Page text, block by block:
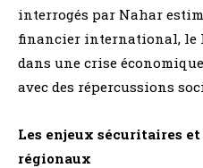
interrogés par Nahar
financier international, le
dans une crise
avec des répercussions
Les enjeux sécuritaires
régionaux